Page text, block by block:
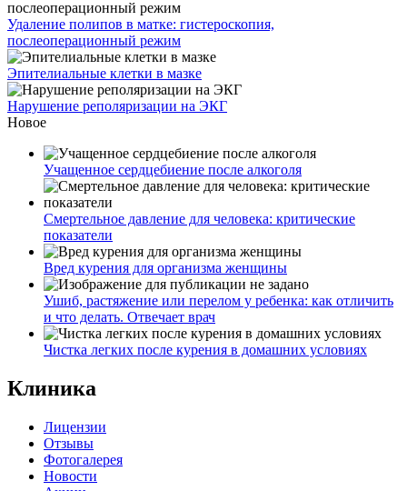
Удаление полипов в матке: гистероскопия,
послеоперационный режим
Эпителиальные клетки в мазке
Нарушение реполяризации на ЭКГ
Новое
Учащенное сердцебиение после алкоголя
Смертельное давление для человека: критические
показатели
Вред курения для организма женщины
Ушиб, растяжение или перелом у ребенка: как отличить
и что делать. Отвечает врач
Чистка легких после курения в домашних условиях
Клиника
Лицензии
Отзывы
Фотогалерея
Новости